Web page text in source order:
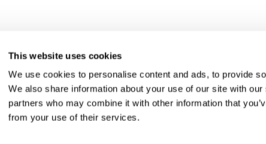
This website uses cookies
We use cookies to personalise content and ads, to provide
We also share information about your use of our site with
partners who may combine it with other information that
from your use of their services.
737 196 183